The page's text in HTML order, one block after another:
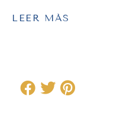
LEER MÁS